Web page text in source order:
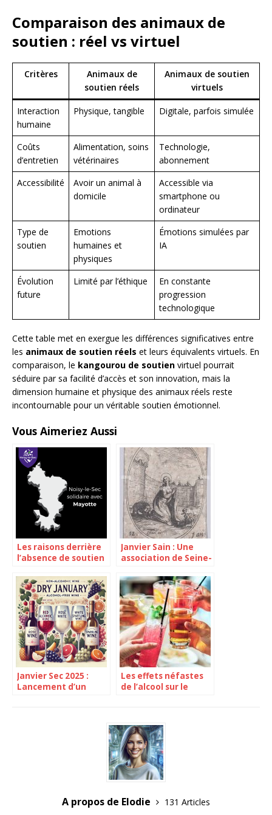
Comparaison des animaux de
soutien : réel vs virtuel
Critères
Animaux de
soutien réels
Animaux de soutien
virtuels
Interaction
humaine
Physique, tangible Digitale, parfois simulée
Coûts
d’entretien
Alimentation, soins
vétérinaires
Technologie,
abonnement
Accessibilité
Avoir un animal à
domicile
Accessible via
smartphone ou
ordinateur
Type de
soutien
Emotions
humaines et
physiques
Émotions simulées par
IA
Évolution
future
Limité par l’éthique
En constante
progression
technologique
Cette table met en exergue les différences significatives entre
les animaux de soutien réels et leurs équivalents virtuels. En
comparaison, le kangourou de soutien virtuel pourrait
séduire par sa facilité d’accès et son innovation, mais la
dimension humaine et physique des animaux réels reste
incontournable pour un véritable soutien émotionnel.
Vous Aimeriez Aussi
Les raisons derrière
l’absence de soutien
‘Janvier Sec
Janvier Sain : Une
association de Seine-
les malades lors du
mois sans alcool
Janvier Sec 2025 :
Lancement d’un
Les effets néfastes
de l’alcool sur le
A propos de Elodie
131 Articles